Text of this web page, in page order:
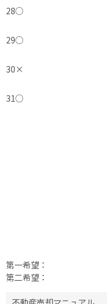
28○
29○
30×
31○
第一希望：
第二希望：